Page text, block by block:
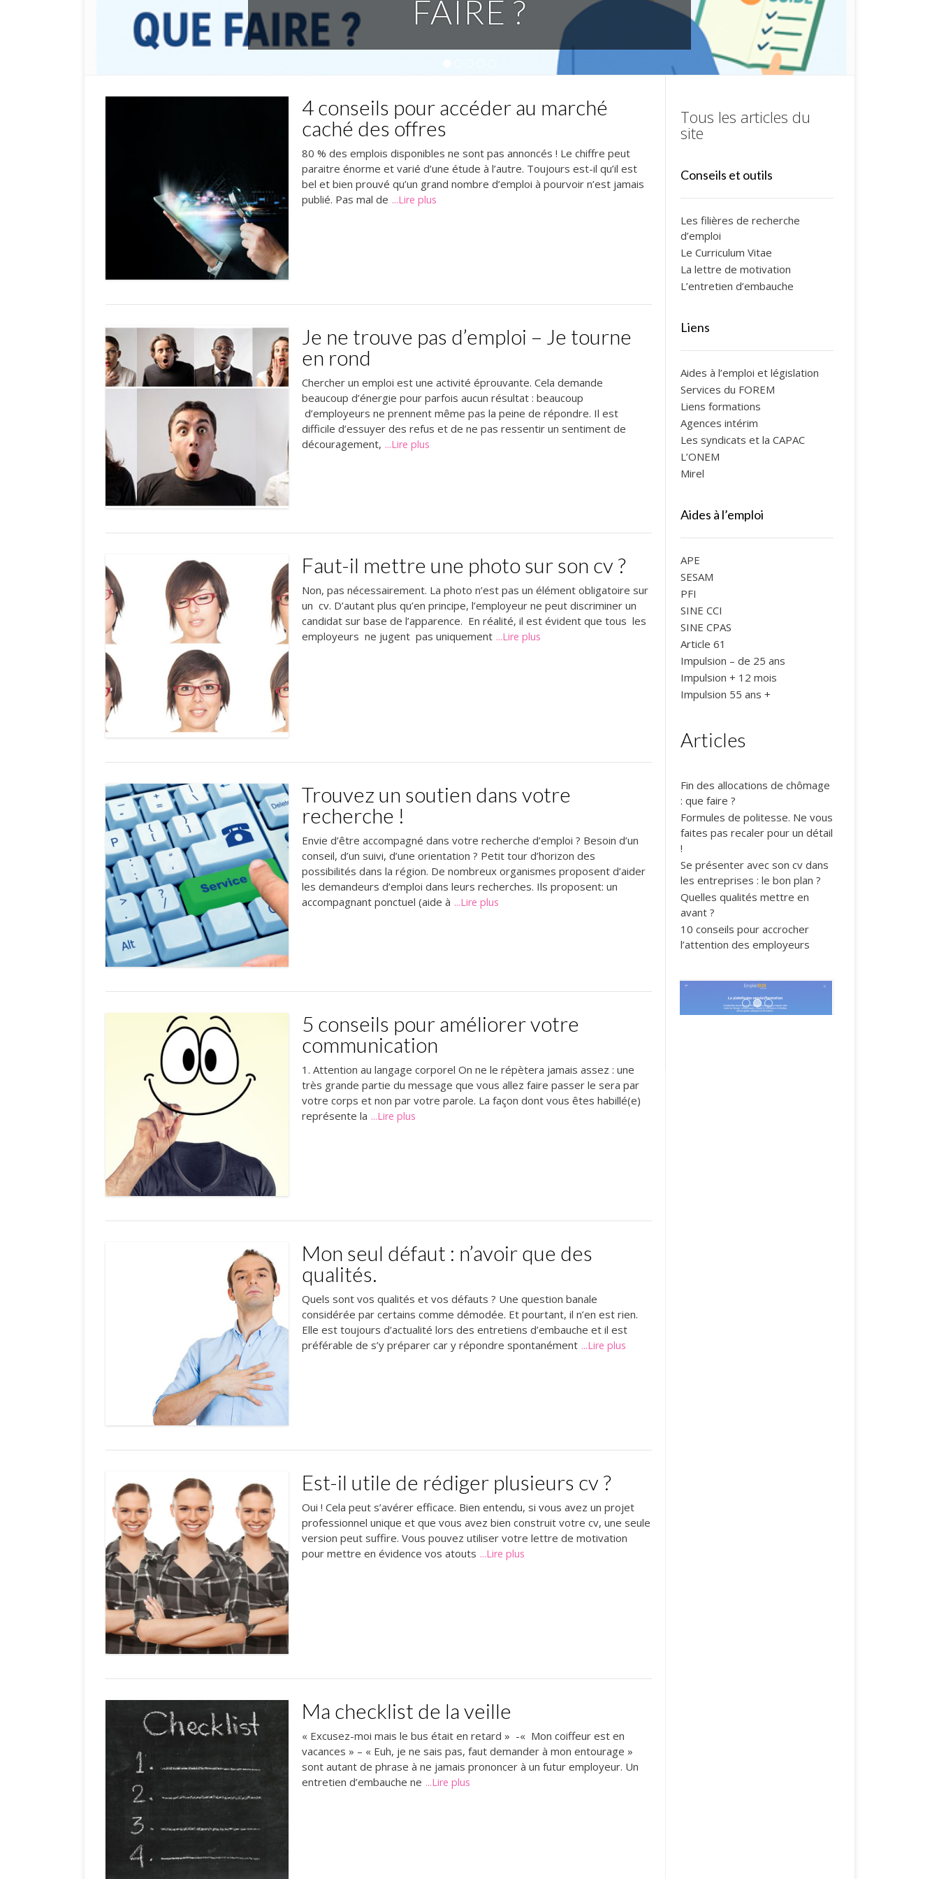
FAIRE ?
4 conseils pour accéder au marché
caché des offres
80 % des emplois disponibles ne sont pas annoncés ! Le chiffre peut
paraitre énorme et varié d’une étude à l’autre. Toujours est-il qu’il est
bel et bien prouvé qu’un grand nombre d’emploi à pourvoir n’est jamais
publié. Pas mal de ...Lire plus
Je ne trouve pas d’emploi – Je tourne
en rond
Chercher un emploi est une activité éprouvante. Cela demande
beaucoup d’énergie pour parfois aucun résultat : beaucoup
d’employeurs ne prennent même pas la peine de répondre. Il est
difficile d’essuyer des refus et de ne pas ressentir un sentiment de
découragement, ...Lire plus
Faut-il mettre une photo sur son cv ?
Non, pas nécessairement. La photo n’est pas un élément obligatoire sur
un cv. D’autant plus qu’en principe, l’employeur ne peut discriminer un
candidat sur base de l’apparence. En réalité, il est évident que tous les
employeurs ne jugent pas uniquement ...Lire plus
Trouvez un soutien dans votre
recherche !
Envie d’être accompagné dans votre recherche d’emploi ? Besoin d’un
conseil, d’un suivi, d’une orientation ? Petit tour d’horizon des
possibilités dans la région. De nombreux organismes proposent d’aider
les demandeurs d’emploi dans leurs recherches. Ils proposent: un
accompagnant ponctuel (aide à ...Lire plus
5 conseils pour améliorer votre
communication
1. Attention au langage corporel On ne le répètera jamais assez : une
très grande partie du message que vous allez faire passer le sera par
votre corps et non par votre parole. La façon dont vous êtes habillé(e)
représente la ...Lire plus
Mon seul défaut : n’avoir que des
qualités.
Quels sont vos qualités et vos défauts ? Une question banale
considérée par certains comme démodée. Et pourtant, il n’en est rien.
Elle est toujours d’actualité lors des entretiens d’embauche et il est
préférable de s’y préparer car y répondre spontanément ...Lire plus
Est-il utile de rédiger plusieurs cv ?
Oui ! Cela peut s’avérer efficace. Bien entendu, si vous avez un projet
professionnel unique et que vous avez bien construit votre cv, une seule
version peut suffire. Vous pouvez utiliser votre lettre de motivation
pour mettre en évidence vos atouts ...Lire plus
Ma checklist de la veille
« Excusez-moi mais le bus était en retard » -« Mon coiffeur est en
vacances » – « Euh, je ne sais pas, faut demander à mon entourage »
sont autant de phrase à ne jamais prononcer à un futur employeur. Un
entretien d’embauche ne ...Lire plus
Tous les articles du
site
Conseils et outils
Les filières de recherche
d’emploi
Le Curriculum Vitae
La lettre de motivation
L’entretien d’embauche
Liens
Aides à l’emploi et législation
Services du FOREM
Liens formations
Agences intérim
Les syndicats et la CAPAC
L’ONEM
Mirel
Aides à l’emploi
APE
SESAM
PFI
SINE CCI
SINE CPAS
Article 61
Impulsion – de 25 ans
Impulsion + 12 mois
Impulsion 55 ans +
Articles
Fin des allocations de chômage
: que faire ?
Formules de politesse. Ne vous
faites pas recaler pour un détail
!
Se présenter avec son cv dans
les entreprises : le bon plan ?
Quelles qualités mettre en
avant ?
10 conseils pour accrocher
l’attention des employeurs
3